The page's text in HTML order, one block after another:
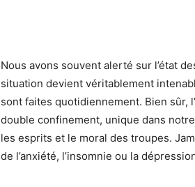
Nous avons souvent alerté sur l’état
situation devient véritablement
sont faites quotidiennement. Bien sûr,
double confinement, unique dans
les esprits et le moral des troupes.
de l’anxiété, l’insomnie ou la